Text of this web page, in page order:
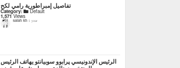
تفاصيل إمبراطورية رامي لكح
Category: Default
1,571Views
salah kh 1 year
الرئيس الإندونيسي پرابوو سوبيانتو يهاتف الرئيس